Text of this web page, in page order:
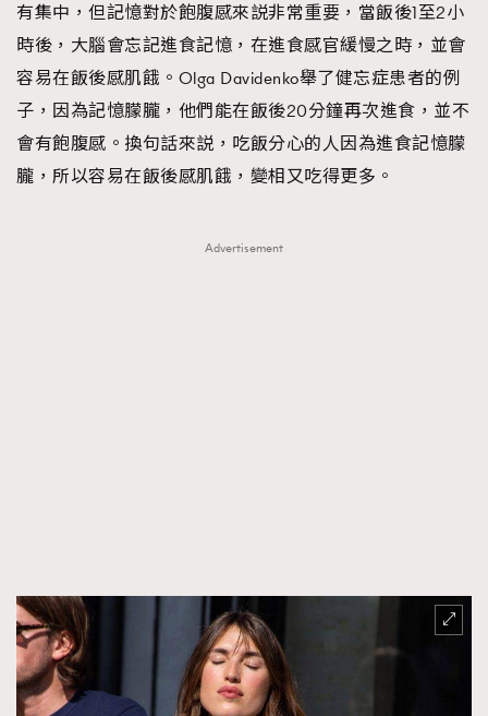
TRENDING
有集中，但記憶對於飽腹感來説非常重要，當飯後1至2小
時後，大腦會忘記進食記憶，在進食感官緩慢之時，並會
容易在飯後感肌餓。Olga Davidenko舉了健忘症患者的例
子，因為記憶朦朧，他們能在飯後20分鐘再次進食，並不
會有飽腹感。換句話來説，吃飯分心的人因為進食記憶朦
朧，所以容易在飯後感肌餓，變相又吃得更多。
Advertisement